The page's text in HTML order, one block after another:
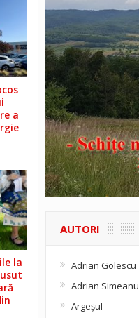
a
la
AUTORI
Adrian Golescu
Adrian Simeanu
Argeşul